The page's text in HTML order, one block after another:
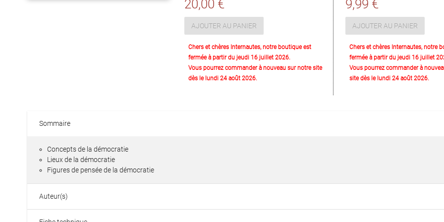
20,00 €
AJOUTER AU PANIER
Chers et chères Internautes, notre boutique est
fermée à partir du jeudi 16 juillet 2026.
Vous pourrez commander à nouveau sur notre site
dès le lundi 24 août 2026.
9,99 €
AJOUTER AU PANIER
Chers et chères Internautes, notre
fermée à partir du jeudi 16 juillet
Vous pourrez commander à
site dès le lundi 24 août 2026.
Sommaire
Concepts de la démocratie
Lieux de la démocratie
Figures de pensée de la démocratie
Auteur(s)